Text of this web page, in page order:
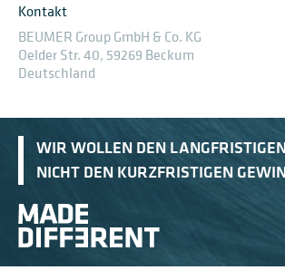
Kontakt
BEUMER Group GmbH & Co. KG
Oelder Str. 40, 59269 Beckum
Deutschland
WIR WOLLEN DEN
NICHT DEN KURZFRISTIGEN